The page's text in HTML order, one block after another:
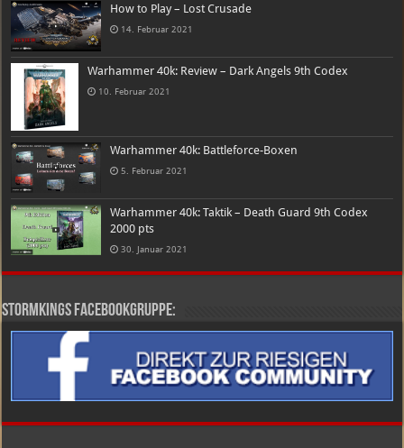
How to Play – Lost Crusade
14. Februar 2021
Warhammer 40k: Review – Dark Angels 9th Codex
10. Februar 2021
Warhammer 40k: Battleforce-Boxen
5. Februar 2021
Warhammer 40k: Taktik – Death Guard 9th Codex
2000 pts
30. Januar 2021
Stormkings Facebookgruppe: